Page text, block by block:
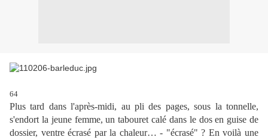
64
Plus tard dans l'après-midi, au pli des pages, sous la tonnelle,
s'endort la jeune femme, un tabouret calé dans le dos en guise de
dossier, ventre écrasé par la chaleur… - "écrasé" ? En voilà une